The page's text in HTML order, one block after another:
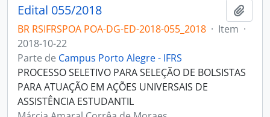
Edital 055/2018
BR RSIFRSPOA POA-DG-ED-2018-055_2018 · Item ·
2018-10-22
Parte de Campus Porto Alegre - IFRS
PROCESSO SELETIVO PARA SELEÇÃO DE BOLSISTAS
PARA ATUAÇÃO EM AÇÕES UNIVERSAIS DE
ASSISTÊNCIA ESTUDANTIL